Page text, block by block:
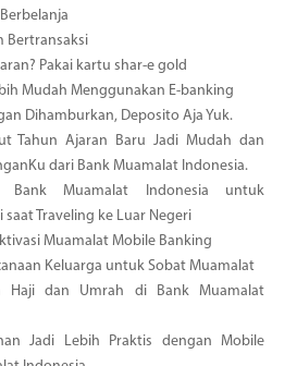
Bertransaksi
Pakai kartu shar-e gold
Mudah Menggunakan E-banking
Dihamburkan, Deposito Aja Yuk.
Tahun Ajaran Baru Jadi Mudah dan
dari Bank Muamalat Indonesia.
Bank Muamalat Indonesia untuk
saat Traveling ke Luar Negeri
Muamalat Mobile Banking
Keluarga untuk Sobat Muamalat
Haji dan Umrah di Bank Muamalat
Jadi Lebih Praktis dengan Mobile